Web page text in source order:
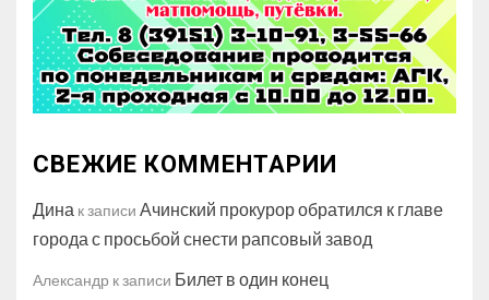
СВЕЖИЕ КОММЕНТАРИИ
Дина к записи Ачинский прокурор обратился к главе
города с просьбой снести рапсовый завод
Александр к записи Билет в один конец